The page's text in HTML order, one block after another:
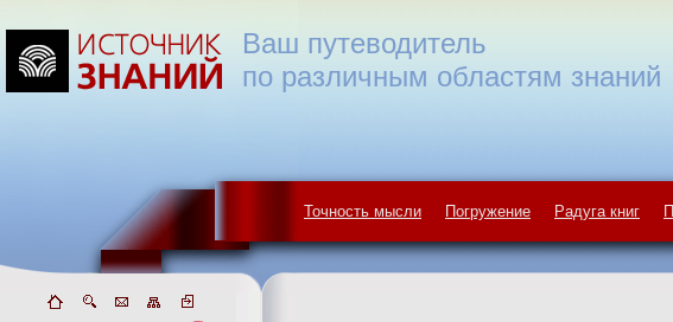
Точность мысли Погружение Радуга книг
Ваш путеводитель
по различным областям знаний